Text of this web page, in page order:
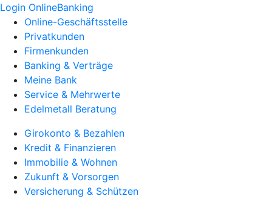
Login OnlineBanking
Online-Geschäftsstelle
Privatkunden
Firmenkunden
Banking & Verträge
Meine Bank
Service & Mehrwerte
Edelmetall Beratung
Girokonto & Bezahlen
Kredit & Finanzieren
Immobilie & Wohnen
Zukunft & Vorsorgen
Versicherung & Schützen